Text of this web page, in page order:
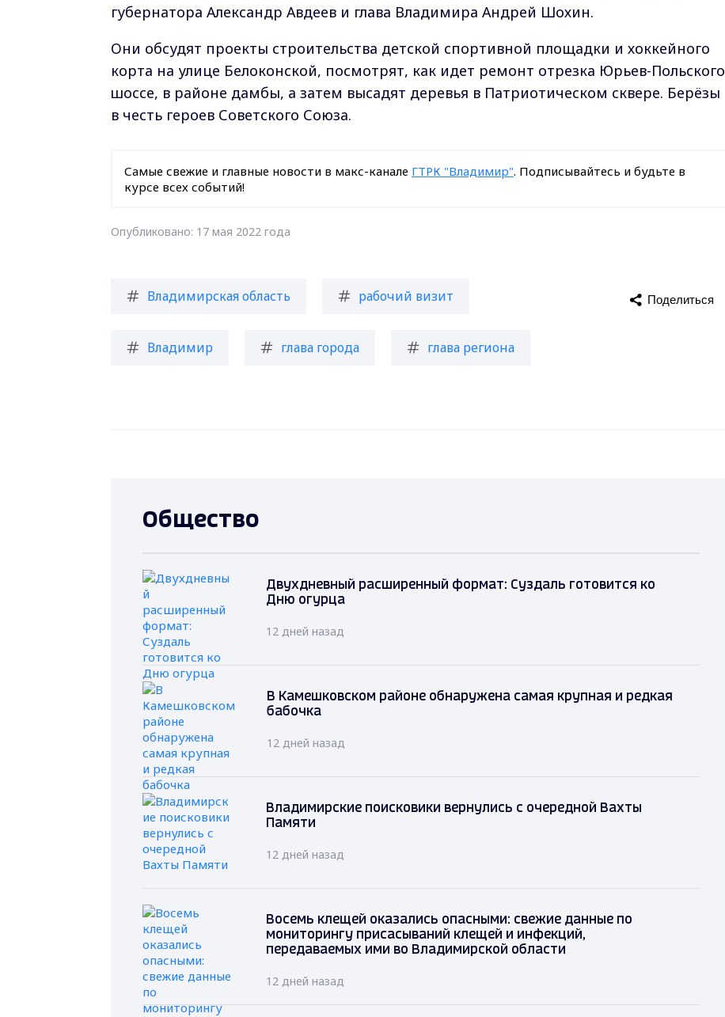
губернатора Александр Авдеев и глава Владимира Андрей Шохин.
Они обсудят проекты строительства детской спортивной площадки и хоккейного
корта на улице Белоконской, посмотрят, как идет ремонт отрезка Юрьев-Польского
шоссе, в районе дамбы, а затем высадят деревья в Патриотическом сквере. Берёзы
в честь героев Советского Союза.
Самые свежие и главные новости в макс-канале ГТРК "Владимир". Подписывайтесь и будьте в
курсе всех событий!
Опубликовано: 17 мая 2022 года
Владимирская область рабочий визит
Владимир глава города глава региона
Поделиться
Общество
Двухдневный расширенный формат: Суздаль готовится ко
Дню огурца
12 дней назад
В Камешковском районе обнаружена самая крупная и редкая
бабочка
12 дней назад
Владимирские поисковики вернулись с очередной Вахты
Памяти
12 дней назад
Восемь клещей оказались опасными: свежие данные по
мониторингу присасываний клещей и инфекций,
передаваемых ими во Владимирской области
12 дней назад